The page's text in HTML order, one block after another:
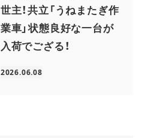
世主！共立「うねまたぎ作
業車」状態良好な一台が
入荷でござる！
投稿日
2026.06.08